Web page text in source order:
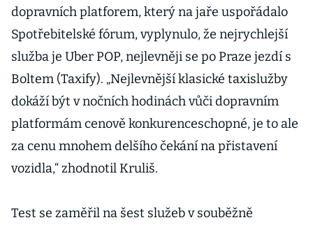
Brouk na
každém rohu
dopravních platforem, který na jaře uspořádalo
Spotřebitelské fórum, vyplynulo, že nejrychlejší
služba je Uber POP, nejlevněji se po Praze jezdí s
Boltem (Taxify). „Nejlevnější klasické taxislužby
dokáží být v nočních hodinách vůči dopravním
platformám cenově konkurenceschopné, je to ale
za cenu mnohem delšího čekání na přistavení
vozidla,“ zhodnotil Kruliš.
Test se zaměřil na šest služeb v souběžně